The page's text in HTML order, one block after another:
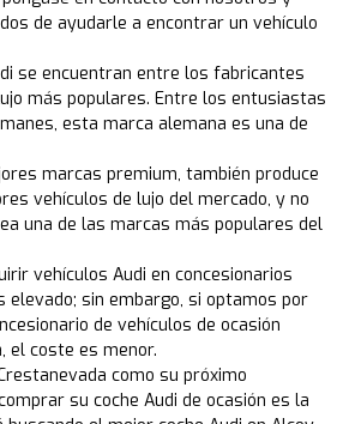
de ayudarle a encontrar un vehículo
se encuentran entre los fabricantes
más populares. Entre los entusiastas
esta marca alemana es una de
marcas premium, también produce
vehículos de lujo del mercado, y no
una de las marcas más populares del
vehículos Audi en concesionarios
elevado; sin embargo, si optamos por
de vehículos de ocasión
el coste es menor.
como su próximo
su coche Audi de ocasión es la